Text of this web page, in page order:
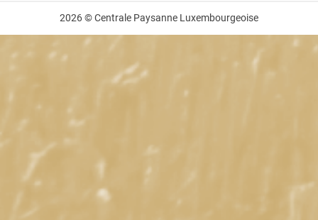
2026 © Centrale Paysanne Luxembourgeoise